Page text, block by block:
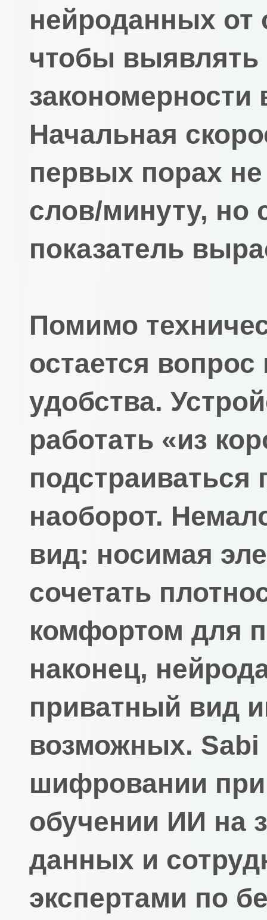
нейроданных от
чтобы
закономерности
Начальная
первых порах
слов/минуту, но
показатель
Помимо
остается
удобства.
работать «из
подстраиваться
наоборот.
вид: носимая
сочетать
комфортом для
наконец,
приватный вид
возможных. Sabi
шифровании при
обучении ИИ на
данных и
экспертами по